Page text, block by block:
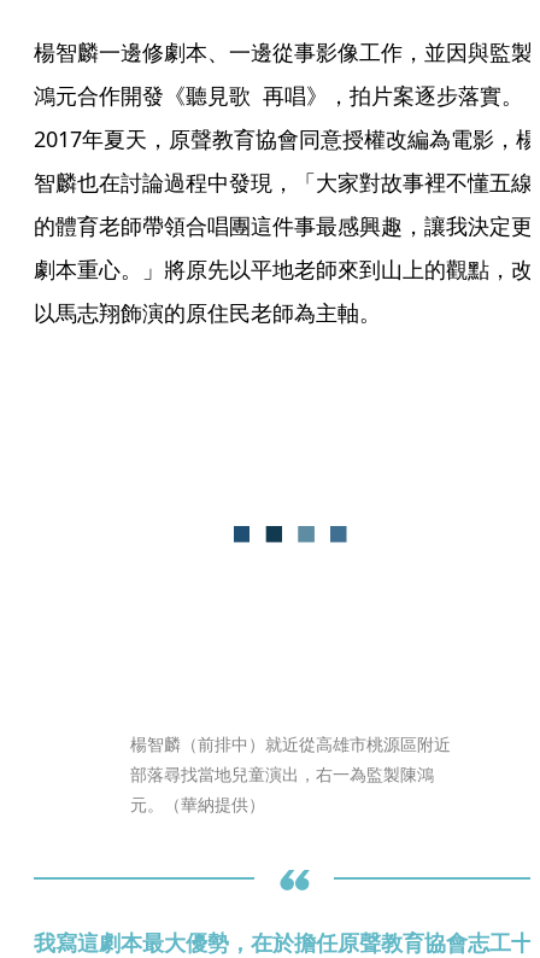
楊智麟一邊修劇本、一邊從事影像工作，並因與監製
鴻元合作開發《聽見歌  再唱》，拍片案逐步落實。
2017年夏天，原聲教育協會同意授權改編為電影，楊
智麟也在討論過程中發現，「大家對故事裡不懂五線
的體育老師帶領合唱團這件事最感興趣，讓我決定更
劇本重心。」將原先以平地老師來到山上的觀點，改
以馬志翔飾演的原住民老師為主軸。
楊智麟（前排中）就近從高雄市桃源區附近
部落尋找當地兒童演出，右一為監製陳鴻
元。（華納提供）
我寫這劇本最大優勢，在於擔任原聲教育協會志工十